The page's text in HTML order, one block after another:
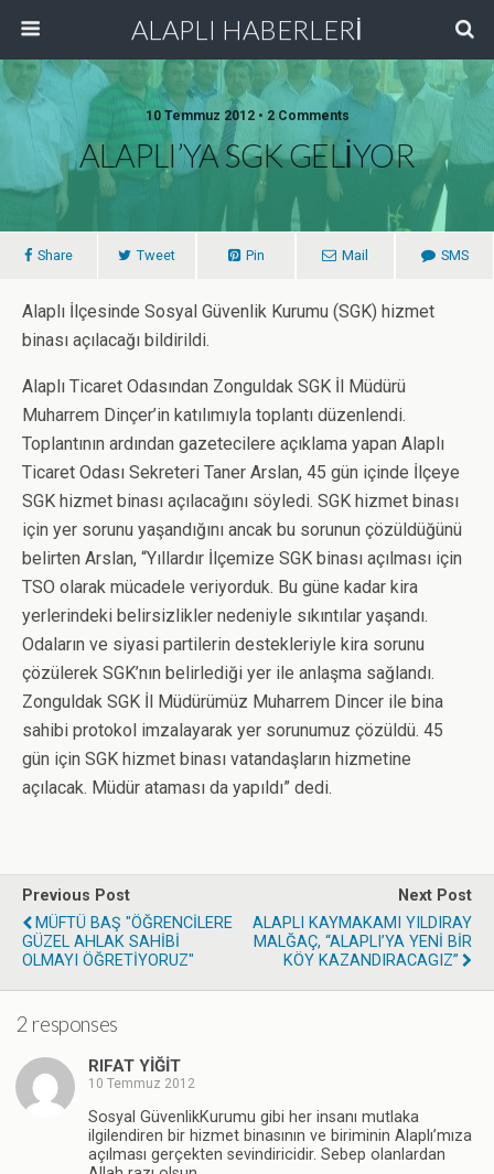
ALAPLI HABERLERİ
10 Temmuz 2012 • 2 Comments
ALAPLI’YA SGK GELİYOR
Share Tweet Pin Mail SMS
Alaplı İlçesinde Sosyal Güvenlik Kurumu (SGK) hizmet
binası açılacağı bildirildi.
Alaplı Ticaret Odasından Zonguldak SGK İl Müdürü
Muharrem Dinçer’in katılımıyla toplantı düzenlendi.
Toplantının ardından gazetecilere açıklama yapan Alaplı
Ticaret Odası Sekreteri Taner Arslan, 45 gün içinde İlçeye
SGK hizmet binası açılacağını söyledi. SGK hizmet binası
için yer sorunu yaşandığını ancak bu sorunun çözüldüğünü
belirten Arslan, “Yıllardır İlçemize SGK binası açılması için
TSO olarak mücadele veriyorduk. Bu güne kadar kira
yerlerindeki belirsizlikler nedeniyle sıkıntılar yaşandı.
Odaların ve siyasi partilerin destekleriyle kira sorunu
çözülerek SGK’nın belirlediği yer ile anlaşma sağlandı.
Zonguldak SGK İl Müdürümüz Muharrem Dincer ile bina
sahibi protokol imzalayarak yer sorunumuz çözüldü. 45
gün için SGK hizmet binası vatandaşların hizmetine
açılacak. Müdür ataması da yapıldı” dedi.
Previous Post
MÜFTÜ BAŞ "ÖĞRENCİLERE
GÜZEL AHLAK SAHİBİ
OLMAYI ÖĞRETİYORUZ"
Next Post
ALAPLI KAYMAKAMI YILDIRAY
MALĞAÇ, “ALAPLI’YA YENİ BİR
KÖY KAZANDIRACAGIZ”
2 responses
RIFAT YİĞİT
10 Temmuz 2012
Sosyal GüvenlikKurumu gibi her insanı mutlaka
ilgilendiren bir hizmet binasının ve biriminin Alaplı’mıza
açılması gerçekten sevindiricidir. Sebep olanlardan